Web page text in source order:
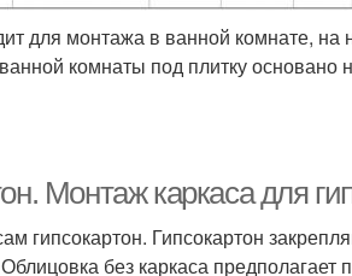
для монтажа в ванной комнате, на
комнаты под плитку основано
Монтаж каркаса для
гипсокартон. Гипсокартон
без каркаса предполагает